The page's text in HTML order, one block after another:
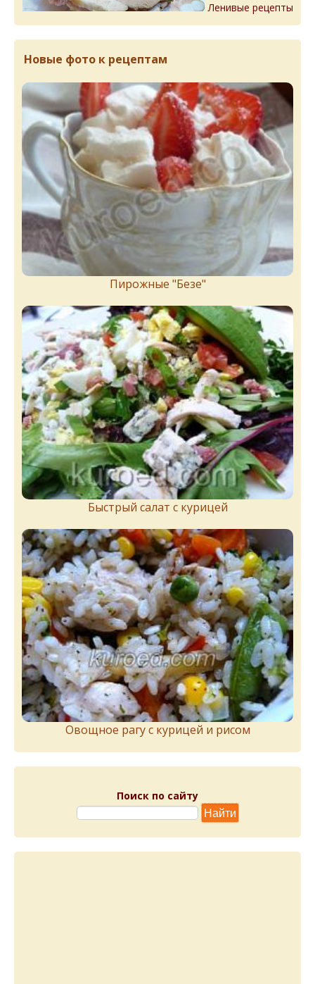
Ленивые рецепты
Новые фото к рецептам
Пирожныe "Бeзe"
Быстрый салат с курицей
Овощное рагу с курицей и рисом
Поиск по сайту